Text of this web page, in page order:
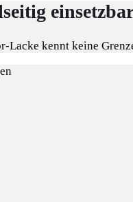
Lacke kennt keine